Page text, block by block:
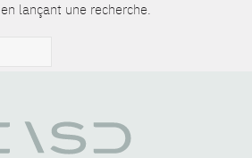
lançant une recherche.